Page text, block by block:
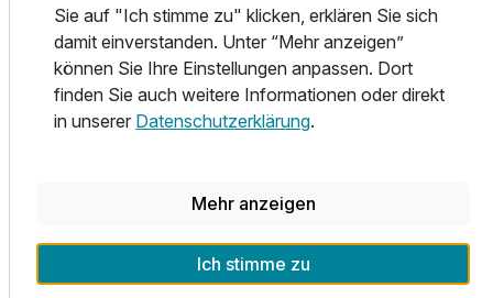
Das Hotelrestaurant serviert tschechische und
internationale Küche. Wir sind stolz auf frische Zutaten und
hochwertige Zubereitung. Wir ändern das Angebot für Sie
des Öfteren und sind überzeugt, dass es für Sie immer
interessant sein wird und dass Sie es immer genießen
Erdgeschoss. Es bietet Aussicht auf die umliegende
Landschaft und im Sommer einen direkten Zugang zur
Sie auf "Ich stimme zu" klicken, erklären Sie sich
damit einverstanden. Unter “Mehr anzeigen”
können Sie Ihre Einstellungen anpassen. Dort
finden Sie auch weitere Informationen oder direkt
in unserer Datenschutzerklärung.
Mehr anzeigen
Ich stimme zu